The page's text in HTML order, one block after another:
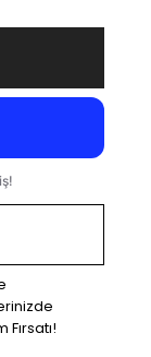
Fırsatı!